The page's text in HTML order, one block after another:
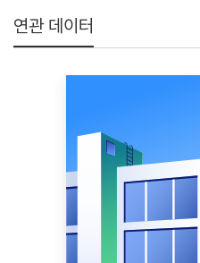
연관 데이터